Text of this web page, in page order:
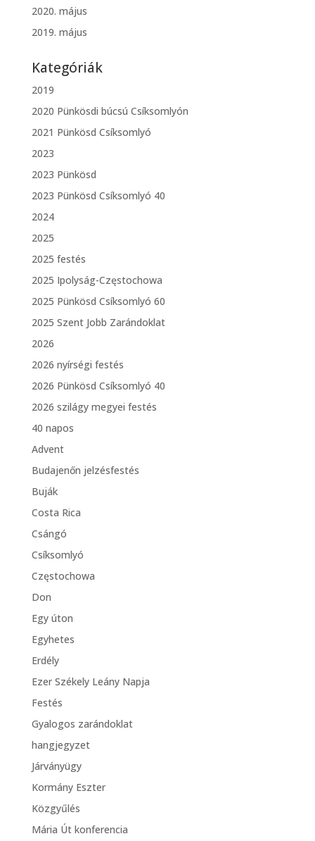
2020. május
2019. május
Kategóriák
2019
2020 Pünkösdi búcsú Csíksomlyón
2021 Pünkösd Csíksomlyó
2023
2023 Pünkösd
2023 Pünkösd Csíksomlyó 40
2024
2025
2025 festés
2025 Ipolyság-Częstochowa
2025 Pünkösd Csíksomlyó 60
2025 Szent Jobb Zarándoklat
2026
2026 nyírségi festés
2026 Pünkösd Csíksomlyó 40
2026 szilágy megyei festés
40 napos
Advent
Budajenőn jelzésfestés
Buják
Costa Rica
Csángó
Csíksomlyó
Częstochowa
Don
Egy úton
Egyhetes
Erdély
Ezer Székely Leány Napja
Festés
Gyalogos zarándoklat
hangjegyzet
Járványügy
Kormány Eszter
Közgyűlés
Mária Út konferencia